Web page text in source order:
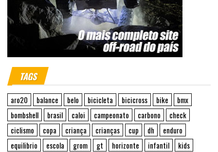
TAGS
aro20 balance belo bicicleta bicicross bike
bmx
bombshell
brasil caloi campeonato carbono
check
ciclismo
copa criança crianças cup dh
enduro
equilibrio
escola grom gt horizonte infantil
kids